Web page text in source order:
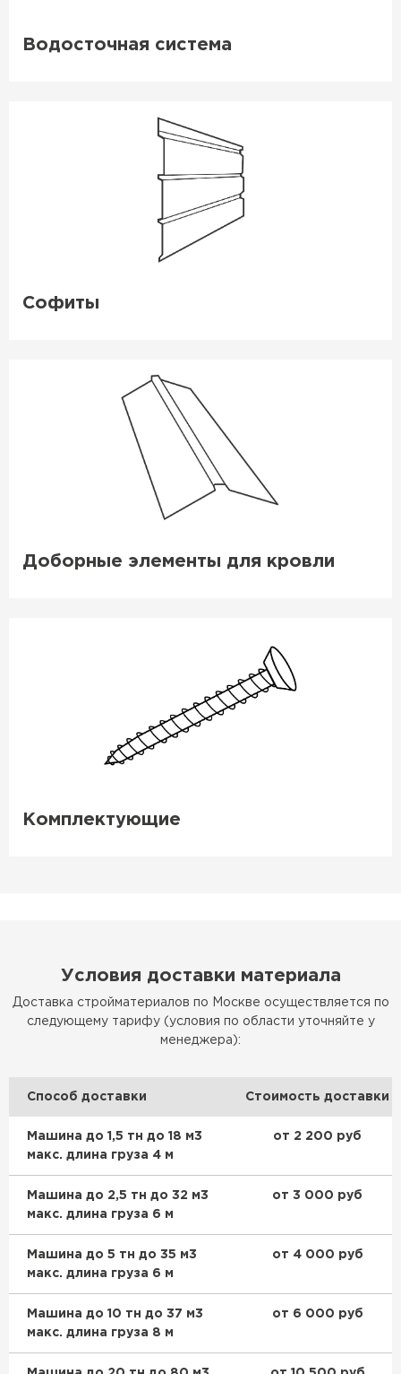
Водосточная система
Софиты
Доборные элементы для кровли
Комплектующие
Условия доставки материала
Доставка стройматериалов по Москве осуществляется по
следующему тарифу (условия по области уточняйте у
менеджера):
Способ доставки Стоимость доставки
Машина до 1,5 тн до 18 м3
макс. длина груза 4 м
от 2 200 руб
Машина до 2,5 тн до 32 м3
макс. длина груза 6 м
от 3 000 руб
Машина до 5 тн до 35 м3
макс. длина груза 6 м
от 4 000 руб
Машина до 10 тн до 37 м3
макс. длина груза 8 м
от 6 000 руб